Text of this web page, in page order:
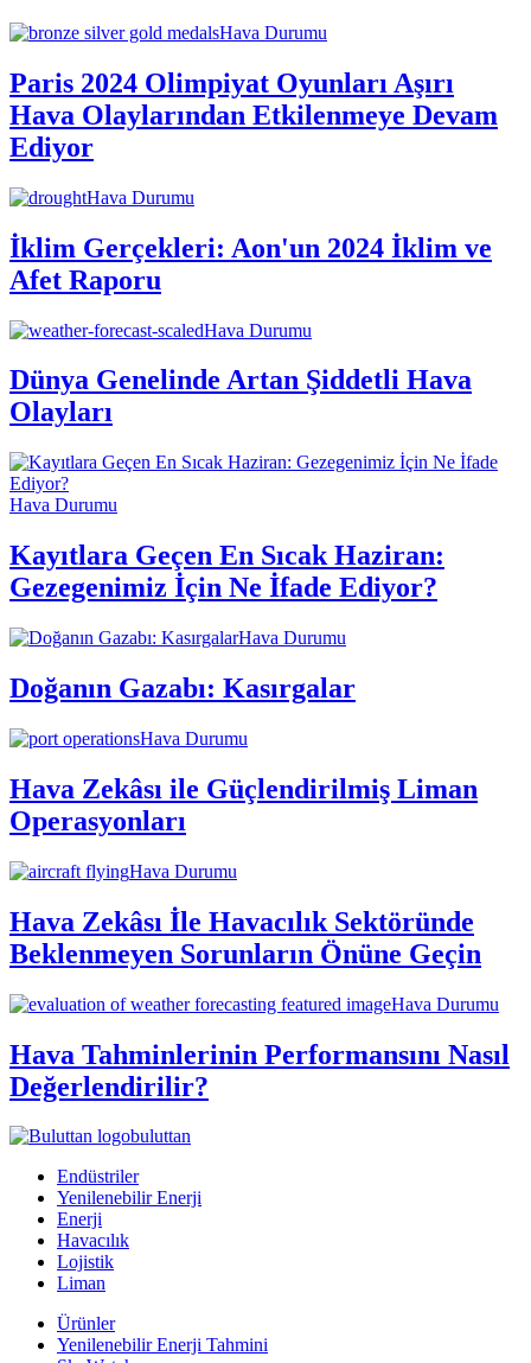
Hava Durumu
Paris 2024 Olimpiyat Oyunları Aşırı
Hava Olaylarından Etkilenmeye Devam
Ediyor
Hava Durumu
İklim Gerçekleri: Aon'un 2024 İklim ve
Afet Raporu
Hava Durumu
Dünya Genelinde Artan Şiddetli Hava
Olayları
Hava Durumu
Kayıtlara Geçen En Sıcak Haziran:
Gezegenimiz İçin Ne İfade Ediyor?
Hava Durumu
Doğanın Gazabı: Kasırgalar
Hava Durumu
Hava Zekâsı ile Güçlendirilmiş Liman
Operasyonları
Hava Durumu
Hava Zekâsı İle Havacılık Sektöründe
Beklenmeyen Sorunların Önüne Geçin
Hava Durumu
Hava Tahminlerinin Performansını Nasıl
Değerlendirilir?
buluttan
Endüstriler
Yenilenebilir Enerji
Enerji
Havacılık
Lojistik
Liman
Ürünler
Yenilenebilir Enerji Tahmini